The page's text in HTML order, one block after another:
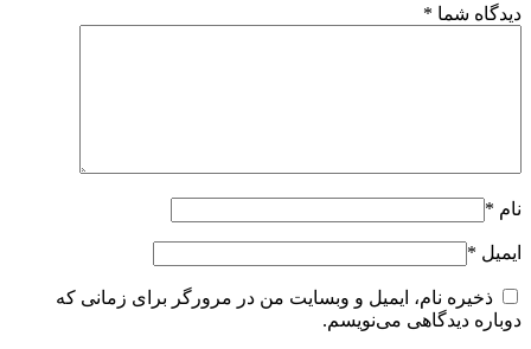
دیدگاه شما *
نام *
ایمیل *
ذخیره نام، ایمیل و وبسایت من در مرورگر برای زمانی که
دوباره دیدگاهی می‌نویسم.